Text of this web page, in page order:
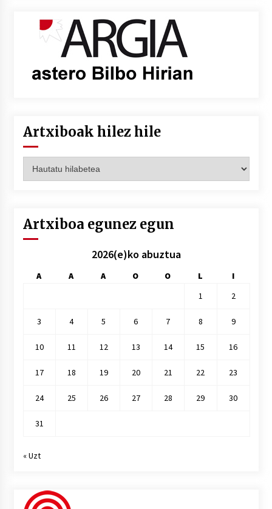
Artxiboak hilez hile
hilez
Artxiboa egunez egun
2026(e)ko abuztua
A A A O O L
I
1
2
3 4 5 6 7 8 9
10 11 12 13 14 15 16
17 18 19 20 21 22 23
24 25 26 27 28 29 30
31
« Uzt